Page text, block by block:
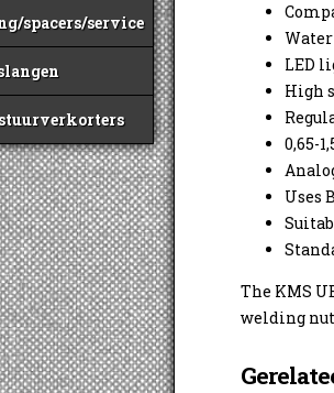
spacers/service
LED
High
0,65-
Uses
The KMS
welding